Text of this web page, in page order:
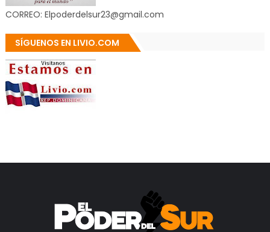
CORREO: Elpoderdelsur23@gmail.com
SÍGUENOS EN LIVIO.COM